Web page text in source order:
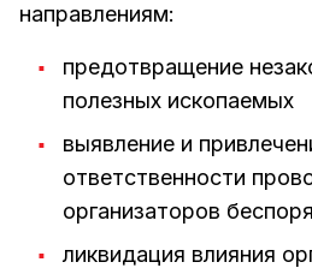
направлениям:
предотвращение
полезных ископаемых
выявление и
ответственности
организаторов
ликвидация влияния